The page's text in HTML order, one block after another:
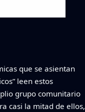
que se asientan
leen estos
grupo comunitario
casi la mitad de ellos,